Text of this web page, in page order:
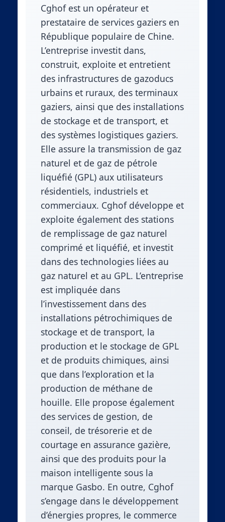
Cghof est un opérateur et
prestataire de services gaziers en
République populaire de Chine.
L’entreprise investit dans,
construit, exploite et entretient
des infrastructures de gazoducs
urbains et ruraux, des terminaux
gaziers, ainsi que des installations
de stockage et de transport, et
des systèmes logistiques gaziers.
Elle assure la transmission de gaz
naturel et de gaz de pétrole
liquéfié (GPL) aux utilisateurs
résidentiels, industriels et
commerciaux. Cghof développe et
exploite également des stations
de remplissage de gaz naturel
comprimé et liquéfié, et investit
dans des technologies liées au
gaz naturel et au GPL. L’entreprise
est impliquée dans
l’investissement dans des
installations pétrochimiques de
stockage et de transport, la
production et le stockage de GPL
et de produits chimiques, ainsi
que dans l’exploration et la
production de méthane de
houille. Elle propose également
des services de gestion, de
conseil, de trésorerie et de
courtage en assurance gazière,
ainsi que des produits pour la
maison intelligente sous la
marque Gasbo. En outre, Cghof
s’engage dans le développement
d’énergies propres, le commerce